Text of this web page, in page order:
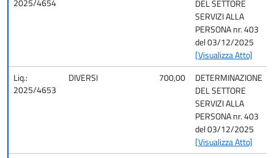
2025/4654
DEL SETTORE
SERVIZI ALLA
PERSONA nr. 403
del 03/12/2025
[Visualizza Atto]
Liq.:
2025/4653
DIVERSI 700,00
DETERMINAZIONE
DEL SETTORE
SERVIZI ALLA
PERSONA nr. 403
del 03/12/2025
[Visualizza Atto]